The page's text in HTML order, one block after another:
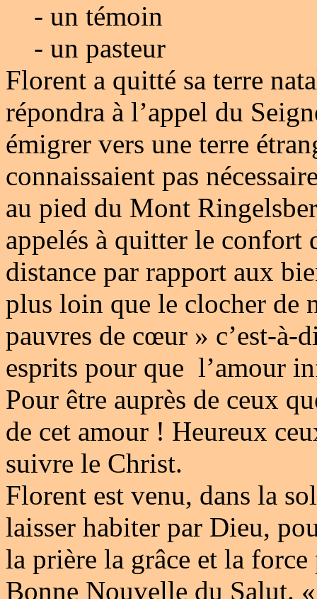
- un témoin
- un pasteur
Florent a quitté sa terre
répondra à l’appel du
émigrer vers une terre
connaissaient pas
au pied du Mont
appelés à quitter le confort
distance par rapport aux
plus loin que le clocher de
pauvres de cœur » c’est-à-
esprits pour que l’amour
Pour être auprès de ceux
de cet amour ! Heureux
suivre le Christ.
Florent est venu, dans la
laisser habiter par Dieu,
la prière la grâce et la
Bonne Nouvelle du Salut.